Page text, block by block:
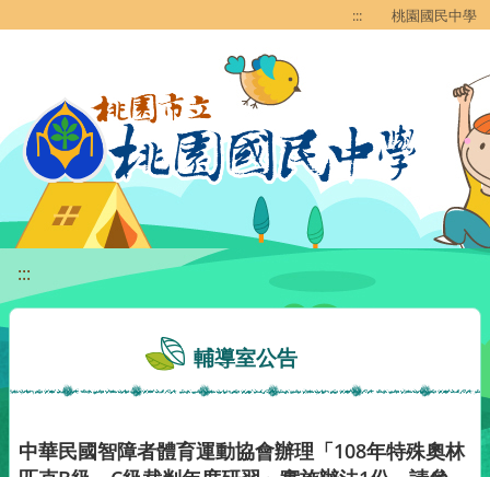
::: 桃園國民中學
:::
輔導室公告
中華民國智障者體育運動協會辦理「108年特殊奧林